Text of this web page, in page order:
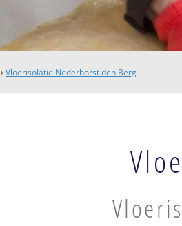
›Vloerisolatie Nederhorst den Berg